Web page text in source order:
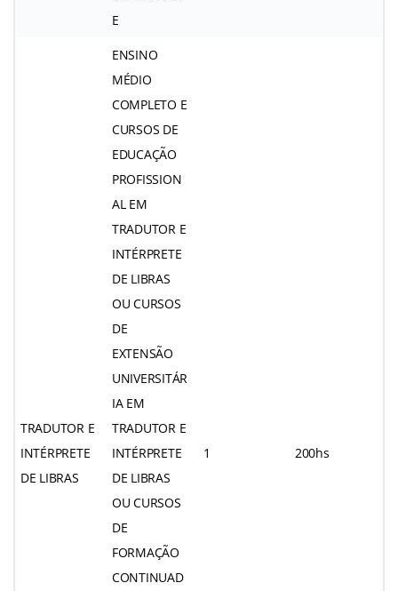
E
TRADUTOR E
INTÉRPRETE
DE LIBRAS
ENSINO
MÉDIO
COMPLETO E
CURSOS DE
EDUCAÇÃO
PROFISSION
AL EM
TRADUTOR E
INTÉRPRETE
DE LIBRAS
OU CURSOS
DE
EXTENSÃO
UNIVERSITÁR
IA EM
TRADUTOR E
INTÉRPRETE
DE LIBRAS
OU CURSOS
DE
FORMAÇÃO
CONTINUAD
1 200hs